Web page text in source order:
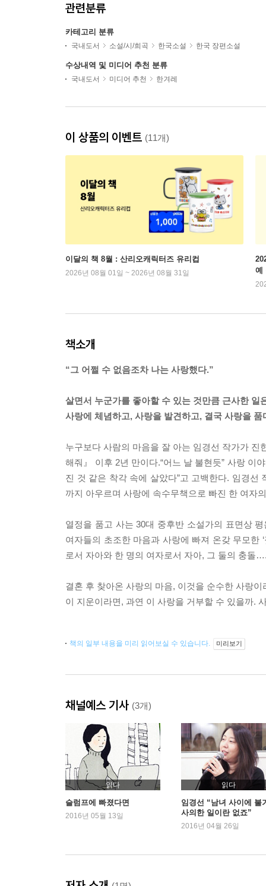
관련분류
카테고리 분류
국내도서 소설/시/희곡 한국소설 한국 장편소설
수상내역 및 미디어 추천 분류
국내도서 미디어 추천 한겨레
이 상품의 이벤트 (11개)
이달의 책 8월 : 산리오캐릭터즈 유리컵
2026년 08월 01일 ~ 2026년 08월 31일
예
책소개
“그 어쩔 수 없음조차 나는 사랑했다.”
살면서 누군가를 좋아할 수 있는 것만큼 근사한 일
사랑에 체념하고, 사랑을 발견하고, 결국 사랑을 품
누구보다 사람의 마음을 잘 아는 임경선 작가가
해줘』 이후 2년 만이다.“어느 날 불현듯” 사랑 이
진 것 같은 착각 속에 살았다”고 고백한다. 임경
까지 아우르며 사랑에 속수무책으로 빠진 한 여자
열정을 품고 사는 30대 중후반 소설가의 표면상
여자들의 초조한 마음과 사랑에 빠져 온갖 무모한
로서 자아와 한 명의 여자로서 자아, 그 둘의 충돌
결혼 후 찾아온 사랑의 마음, 이것을 순수한 사랑
이 지운이라면, 과연 이 사랑을 거부할 수 있을까.
책의 일부 내용을 미리 읽어보실 수 있습니다. 미리보기
채널예스 기사 (3개)
읽다
슬럼프에 빠졌다면
2016년 05월 13일
읽다
임경선 “남녀 사이에 불
사의한 일이란 없죠”
2016년 04월 26일